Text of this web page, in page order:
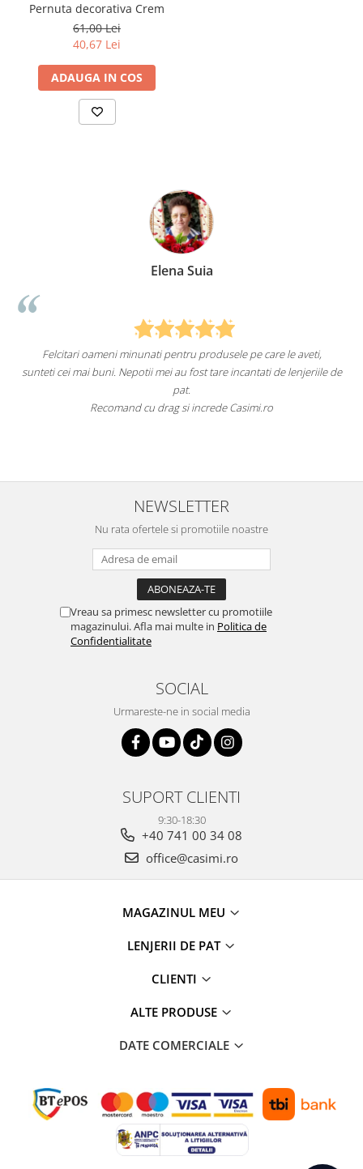
Pernuta decorativa Crem
61,00 Lei
40,67 Lei
ADAUGA IN COS
Elena Suia
Felcitari oameni minunati pentru produsele pe care le aveti,
sunteti cei mai buni. Nepotii mei au fost tare incantati de lenjeriile de
pat.
Recomand cu drag si increde Casimi.ro
NEWSLETTER
Nu rata ofertele si promotiile noastre
Vreau sa primesc newsletter cu promotiile
magazinului. Afla mai multe in Politica de
Confidentialitate
SOCIAL
Urmareste-ne in social media
SUPORT CLIENTI
9:30-18:30
+40 741 00 34 08
office@casimi.ro
MAGAZINUL MEU
LENJERII DE PAT
CLIENTI
ALTE PRODUSE
DATE COMERCIALE